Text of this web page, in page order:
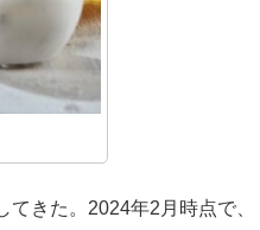
きた。2024年2月時点で、